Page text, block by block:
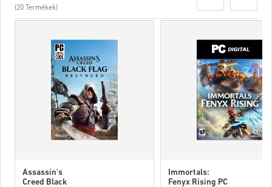
(20 Termékek)
Assassin's
Creed Black
Immortals:
Fenyx Rising PC